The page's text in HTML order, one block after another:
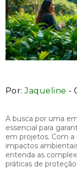
Por:Jaqueline -
A busca por uma
essencial para
em projetos. Com
impactos
entenda as
práticas de